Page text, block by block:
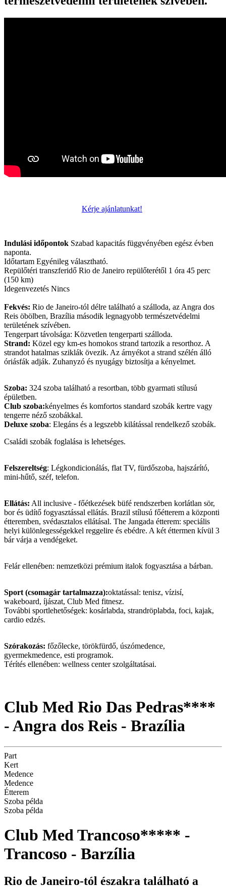
Kérje ajánlatunkat!
Indulási időpontok Szabad kapacitás függvényében egész évben
naponta.
Időtartam Egyénileg választható.
Repülőtéri transzferidő Rio de Janeiro repülőterétől 1 óra 45 perc
(150 km)
Idegenvezetés Nincs
Fekvés: Rio de Janeiro-tól délre található a szálloda, az Angra dos
Reis öbölben, Brazília második legnagyobb természetvédelmi
területének szívében.
Tengerpart távolsága: Közvetlen tengerparti szálloda.
Strand: Közel egy km-es homokos strand tartozik a resorthoz. A
strandot hatalmas sziklák övezik. Az árnyékot a strand szélén álló
óriásfák adják. Zuhanyzó és nyugágy biztosítja a kényelmet.
Szoba: 324 szoba található a resortban, több gyarmati stílusú
épületben.
Club szoba:kényelmes és komfortos standard szobák kertre vagy
tengerre néző szobákkal.
Deluxe szoba: Elegáns és a legszebb kilátással rendelkező szobák.
Családi szobák foglalása is lehetséges.
Felszereltség: Légkondicionálás, flat TV, fürdőszoba, hajszárító,
mini-hűtő, széf, telefon.
Ellátás: All inclusive - főétkezések büfé rendszerben korlátlan sör,
bor és üdítő fogyasztással ellátás. Brazil stílusú főétterem a központi
étteremben, svédasztalos ellátásal. The Jangada étterem: speciális
helyi különlegességekkel reggelire és ebédre. A két éttermen kívül 3
bár várja a vendégeket.
Felár ellenében: nemzetközi prémium italok fogyasztása a bárban.
Sport (csomagár tartalmazza):oktatással: tenisz, vízisí,
wakeboard, íjászat, Club Med fitnesz.
További sportlehetőségek: kosárlabda, strandröplabda, foci, kajak,
cardio edzés.
Szórakozás: főzőlecke, törökfürdő, úszómedence,
gyermekmedence, esti programok.
Térítés ellenében: wellness center szolgáltatásai.
Club Med Rio Das Pedras****
- Angra dos Reis - Brazília
Part
Kert
Medence
Medence
Étterem
Szoba példa
Szoba példa
Club Med Trancoso***** -
Trancoso - Barzília
Rio de Janeiro-tól északra található a